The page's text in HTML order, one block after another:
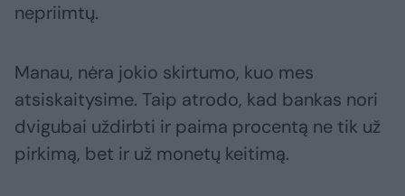
nepriimtų.
Manau, nėra jokio skirtumo, kuo mes
atsiskaitysime. Taip atrodo, kad bankas nori
dvigubai uždirbti ir paima procentą ne tik už
pirkimą, bet ir už monetų keitimą.